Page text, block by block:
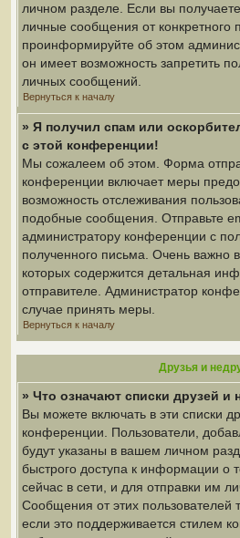
личном разделе. Если вы
личные сообщения от конкретного
проинформируйте об этом
он имеет возможность запретить
личных сообщений.
Вернуться к началу
» Я получил спам или
с этой конференции!
Мы сожалеем об этом. Форма
конференции включает меры
возможность отслеживания
подобные сообщения. Отправьте
администратору конференции с
полученного письма. Очень важно
которых содержится детальная
отправителе. Администратор
случае принять меры.
Вернуться к началу
Друзья и
» Что означают списки друзей и
Вы можете включать в эти списки
конференции. Пользователи,
будут указаны в вашем личном
быстрого доступа к информации о
сейчас в сети, и для отправки им
Сообщения от этих пользователей
если это поддерживается стилем